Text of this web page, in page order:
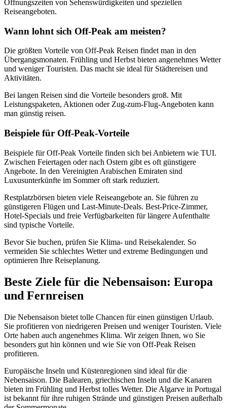
Öffnungszeiten von Sehenswürdigkeiten und speziellen
Reiseangeboten.
Wann lohnt sich Off-Peak am meisten?
Die größten Vorteile von Off-Peak Reisen findet man in den
Übergangsmonaten. Frühling und Herbst bieten angenehmes Wetter
und weniger Touristen. Das macht sie ideal für Städtereisen und
Aktivitäten.
Bei langen Reisen sind die Vorteile besonders groß. Mit
Leistungspaketen, Aktionen oder Zug-zum-Flug-Angeboten kann
man günstig reisen.
Beispiele für Off-Peak-Vorteile
Beispiele für Off-Peak Vorteile finden sich bei Anbietern wie TUI.
Zwischen Feiertagen oder nach Ostern gibt es oft günstigere
Angebote. In den Vereinigten Arabischen Emiraten sind
Luxusunterkünfte im Sommer oft stark reduziert.
Restplatzbörsen bieten viele Reiseangebote an. Sie führen zu
günstigeren Flügen und Last-Minute-Deals. Best-Price-Zimmer,
Hotel-Specials und freie Verfügbarkeiten für längere Aufenthalte
sind typische Vorteile.
Bevor Sie buchen, prüfen Sie Klima- und Reisekalender. So
vermeiden Sie schlechtes Wetter und extreme Bedingungen und
optimieren Ihre Reiseplanung.
Beste Ziele für die Nebensaison: Europa
und Fernreisen
Die Nebensaison bietet tolle Chancen für einen günstigen Urlaub.
Sie profitieren von niedrigeren Preisen und weniger Touristen. Viele
Orte haben auch angenehmes Klima. Wir zeigen Ihnen, wo Sie
besonders gut hin können und wie Sie von Off-Peak Reisen
profitieren.
Europäische Inseln und Küstenregionen sind ideal für die
Nebensaison. Die Balearen, griechischen Inseln und die Kanaren
bieten im Frühling und Herbst tolles Wetter. Die Algarve in Portugal
ist bekannt für ihre ruhigen Strände und günstigen Preisen außerhalb